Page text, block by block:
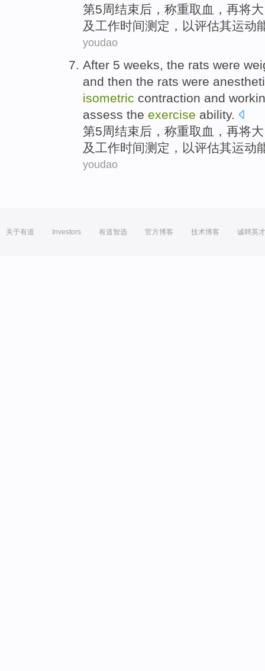
第5周结束后 ， 称重取 血 ， 再将
及 工作时间测定 ， 以评估其运动
youdao
After 5 weeks, the rats were
and then the rats were
isometric contraction and
assess the exercise ability.
第5周结束后 ， 称重取 血 ， 再将
及 工作时间测定 ， 以评估其运动
youdao
关于有道 Investors 有道智选 官方博客 技术博客 诚聘英才